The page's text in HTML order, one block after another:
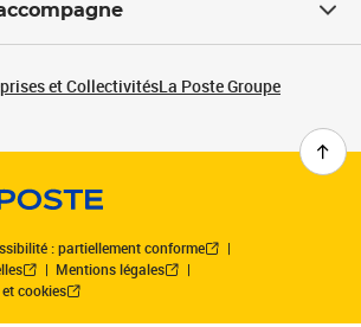
et CollectivitésLa Poste Groupe
: partiellement conforme
Mentions légales
cookies